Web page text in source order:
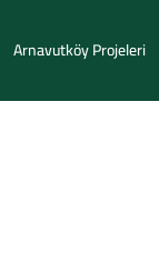
Arnavutköy Projeleri